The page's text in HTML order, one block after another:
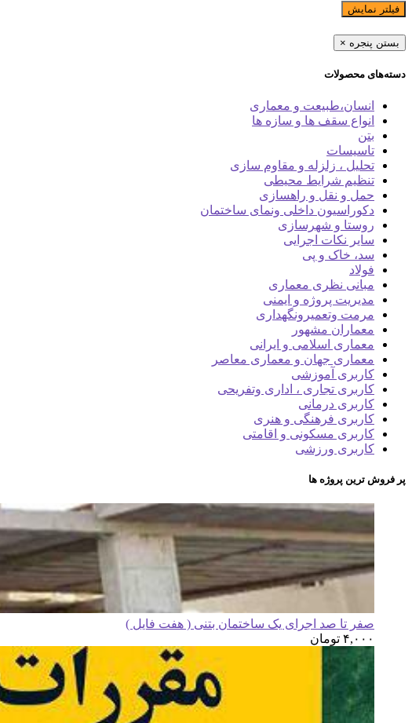
فیلتر نمایش
بستن پنجره ×
دسته‌های محصولات
انسان،طبیعت و معماری
انواع سقف ها و سازه ها
بتن
تاسیسات
تحلیل ، زلزله و مقاوم سازی
تنظیم شرایط محیطی
حمل و نقل و راهسازی
دکوراسیون داخلی ونمای ساختمان
روستا و شهرسازی
سایر نکات اجرایی
سد، خاک و پی
فولاد
مبانی نظری معماری
مدیریت پروژه و ایمنی
مرمت وتعمیرونگهداری
معماران مشهور
معماری اسلامی و ایرانی
معماری جهان و معماری معاصر
کاربری آموزشی
کاربری تجاری ، اداری وتفریحی
کاربری درمانی
کاربری فرهنگی و هنری
کاربری مسکونی و اقامتی
کاربری ورزشی
پر فروش ترین پروژه ها
صفر تا صد اجرای یک ساختمان بتنی ( هفت فایل )
۴,۰۰۰ تومان